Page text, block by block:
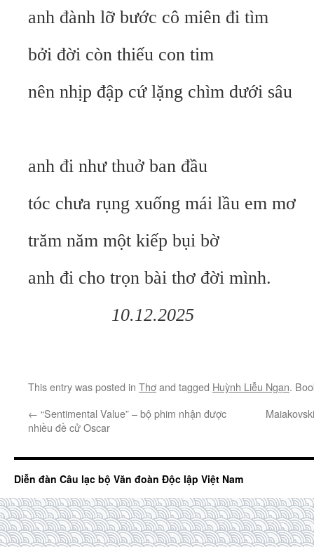
anh đành lỡ bước cô miên đi tìm
bởi đời còn thiếu con tim
nên nhịp đập cứ lặng chìm dưới sâu
anh đi như thuở ban đầu
tóc chưa rụng xuống mái lầu em mơ
trăm năm một kiếp bụi bờ
anh đi cho trọn bài thơ đời mình.
10.12.2025
This entry was posted in Thơand tagged Huỳnh Liễu Ngạn.
← “Sentimental Value” – bộ phim nhận được
nhiều đề cử Oscar
Diễn đàn Câu lạc bộ Văn đoàn Độc lập Việt Nam